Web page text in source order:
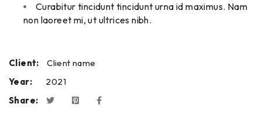
Curabitur tincidunt tincidunt urna id maximus. Nam
non laoreet mi, ut ultrices nibh.
Client:
Client name
Year:
2021
Share: